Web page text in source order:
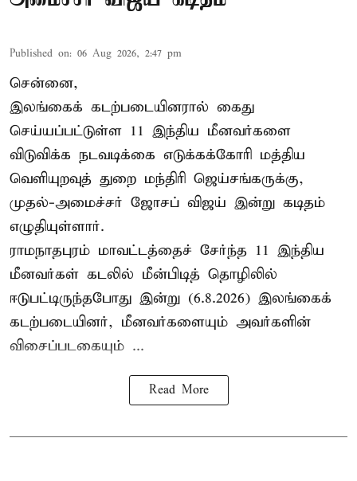
Published on: 06 Aug 2026, 2:47 pm
சென்னை,
இலங்கைக் கடற்படையினரால் கைது
செய்யப்பட்டுள்ள 11 இந்திய மீனவர்களை
விடுவிக்க நடவடிக்கை எடுக்கக்கோரி மத்திய
வெளியுறவுத் துறை மந்திரி ஜெய்சங்கருக்கு,
முதல்-அமைச்சர் ஜோசப் விஜய் இன்று கடிதம்
எழுதியுள்ளார்.
ராமநாதபுரம் மாவட்டத்தைச் சேர்ந்த 11 இந்திய
மீனவர்கள் கடலில் மீன்பிடித் தொழிலில்
ஈடுபட்டிருந்தபோது இன்று (6.8.2026) இலங்கைக்
கடற்படையினர், மீனவர்களையும் அவர்களின்
விசைப்படகையும் ...
Read More